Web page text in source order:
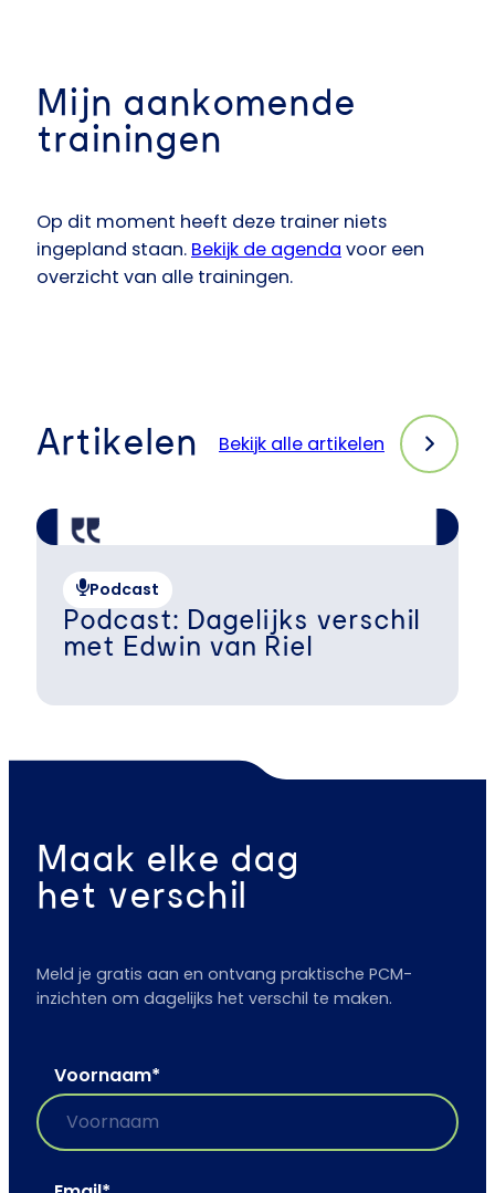
Mijn aankomende
trainingen
Op dit moment heeft deze trainer niets
ingepland staan. Bekijk de agenda voor een
overzicht van alle trainingen.
Artikelen Bekijk alle artikelen
Podcast
Podcast: Dagelijks verschil
met Edwin van Riel
Maak elke dag
het verschil
Meld je gratis aan en ontvang praktische PCM-
inzichten om dagelijks het verschil te maken.
Voornaam*